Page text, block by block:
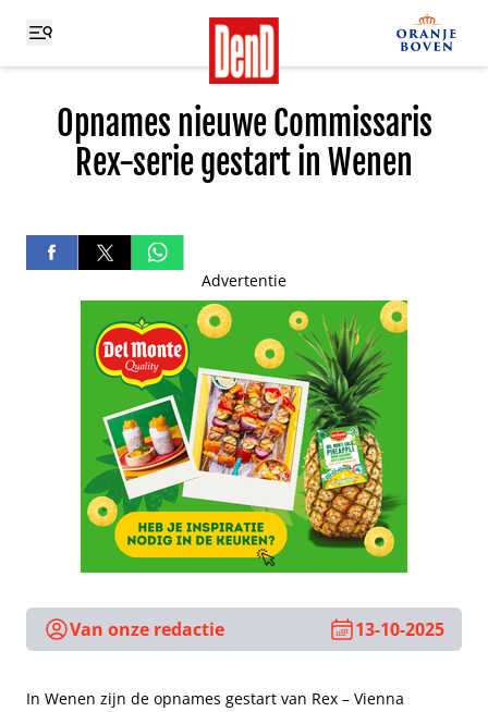
Opnames nieuwe Commissaris
Rex-serie gestart in Wenen
Advertentie
Van onze redactie 13-10-2025
In Wenen zijn de opnames gestart van Rex – Vienna